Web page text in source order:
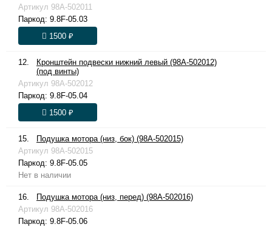
Артикул 98A-502011
Паркод: 9.8F-05.03
1500 ₽
12.
Кронштейн подвески нижний левый (98A-502012)
(под винты)
Артикул 98A-502012
Паркод: 9.8F-05.04
1500 ₽
15.
Подушка мотора (низ, бок) (98A-502015)
Артикул 98A-502015
Паркод: 9.8F-05.05
Нет в наличии
16.
Подушка мотора (низ, перед) (98A-502016)
Артикул 98A-502016
Паркод: 9.8F-05.06